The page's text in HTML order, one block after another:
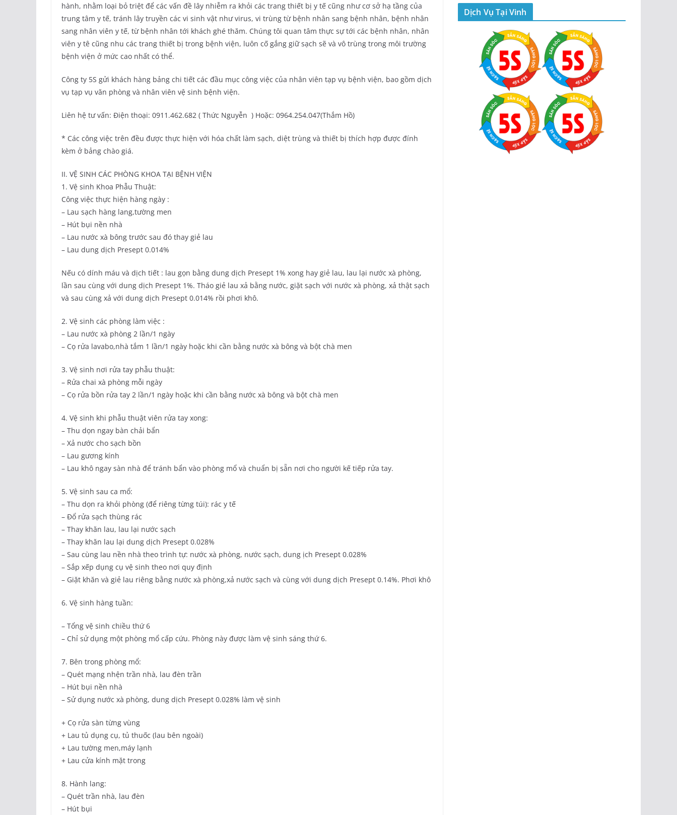
hành, nhằm loại bỏ triệt để các vấn đề lây nhiễm ra khỏi các trang thiết bị y tế cũng như cơ sở hạ tầng của
trung tâm y tế, tránh lây truyền các vi sinh vật như virus, vi trùng từ bệnh nhân sang bệnh nhân, bệnh nhân
sang nhân viên y tế, từ bệnh nhân tới khách ghé thăm. Chúng tôi quan tâm thực sự tới các bệnh nhân, nhân
viên y tê cũng nhu các trang thiết bị trong bệnh viện, luôn cố gắng giữ sạch sẽ và vô trùng trong môi trường
bệnh viện ở mức cao nhất có thể.
Công ty 5S gửi khách hàng bảng chi tiết các đầu mục công việc của nhân viên tạp vụ bệnh viện, bao gồm dịch
vụ tạp vụ văn phòng và nhân viên vệ sinh bệnh viện.
Liên hệ tư vấn: Điện thoại: ‭0911.462.682 ( Thức Nguyễn ) Hoặc: 0964.254.047(Thắm Hồ)
* Các công việc trên đều được thực hiện với hóa chất làm sạch, diệt trùng và thiết bị thích hợp được đính
kèm ở bảng chào giá.
II. VỆ SINH CÁC PHÒNG KHOA TẠI BỆNH VIỆN
1. Vệ sinh Khoa Phẫu Thuật:
Công việc thực hiện hàng ngày :
– Lau sạch hàng lang,tường men
– Hút bụi nền nhà
– Lau nước xà bông trước sau đó thay giẻ lau
– Lau dung dịch Presept 0.014%
Nếu có dính máu và dịch tiết : lau gọn bằng dung dịch Presept 1% xong hay giẻ lau, lau lại nước xà phòng,
lần sau cùng với dung dịch Presept 1%. Tháo giẻ lau xả bằng nước, giặt sạch với nước xà phòng, xả thật sạch
và sau cùng xả với dung dịch Presept 0.014% rồi phơi khô.
2. Vệ sinh các phòng làm việc :
– Lau nước xà phòng 2 lần/1 ngày
– Cọ rửa lavabo,nhà tắm 1 lần/1 ngày hoặc khi cần bằng nước xà bông và bột chà men
3. Vệ sinh nơi rửa tay phẫu thuật:
– Rửa chai xà phòng mỗi ngày
– Cọ rửa bồn rửa tay 2 lần/1 ngày hoặc khi cần bằng nước xà bông và bột chà men
4. Vệ sinh khi phẫu thuật viên rửa tay xong:
– Thu dọn ngay bàn chải bẩn
– Xả nước cho sạch bồn
– Lau gương kính
– Lau khô ngay sàn nhà để tránh bẩn vào phòng mổ và chuẩn bị sẵn nơi cho người kế tiếp rửa tay.
5. Vệ sinh sau ca mổ:
– Thu dọn ra khỏi phòng (để riêng từng túi): rác y tế
– Đổ rửa sạch thùng rác
– Thay khăn lau, lau lại nước sạch
– Thay khăn lau lại dung dịch Presept 0.028%
– Sau cùng lau nền nhà theo trình tự: nước xà phòng, nước sạch, dung ịch Presept 0.028%
– Sắp xếp dụng cụ vệ sinh theo nơi quy định
– Giặt khăn và giẻ lau riêng bằng nước xà phòng,xả nước sạch và cùng với dung dịch Presept 0.14%. Phơi khô
6. Vệ sinh hàng tuần:
– Tổng vệ sinh chiều thứ 6
– Chỉ sử dụng một phòng mổ cấp cứu. Phòng này được làm vệ sinh sáng thứ 6.
7. Bên trong phòng mổ:
– Quét mạng nhện trần nhà, lau đèn trần
– Hút bụi nền nhà
– Sử dụng nước xà phòng, dung dịch Presept 0.028% làm vệ sinh
+ Cọ rửa sàn từng vùng
+ Lau tủ dụng cụ, tủ thuốc (lau bên ngoài)
+ Lau tường men,máy lạnh
+ Lau cửa kính mặt trong
8. Hành lang:
– Quét trần nhà, lau đèn
– Hút bụi
Dịch Vụ Tại Vinh